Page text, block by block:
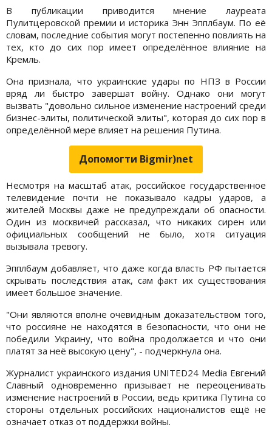
В публикации приводится мнение лауреата
Пулитцеровской премии и историка Энн Эпплбаум. По её
словам, последние события могут постепенно повлиять на
тех, кто до сих пор имеет определённое влияние на
Кремль.
Она признала, что украинские удары по НПЗ в России
вряд ли быстро завершат войну. Однако они могут
вызвать "довольно сильное изменение настроений среди
бизнес-элиты, политической элиты", которая до сих пор в
определённой мере влияет на решения Путина.
Допомогти Bigmir)net
Несмотря на масштаб атак, российское государственное
телевидение почти не показывало кадры ударов, а
жителей Москвы даже не предупреждали об опасности.
Один из москвичей рассказал, что никаких сирен или
официальных сообщений не было, хотя ситуация
вызывала тревогу.
Эпплбаум добавляет, что даже когда власть РФ пытается
скрывать последствия атак, сам факт их существования
имеет большое значение.
"Они являются вполне очевидным доказательством того,
что россияне не находятся в безопасности, что они не
победили Украину, что война продолжается и что они
платят за неё высокую цену", - подчеркнула она.
Журналист украинского издания UNITED24 Media Евгений
Славный одновременно призывает не переоценивать
изменение настроений в России, ведь критика Путина со
стороны отдельных российских националистов ещё не
означает отказ от поддержки войны.